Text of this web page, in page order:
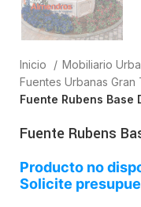
Inicio
Mobiliario
Fuentes Urbanas Gran
Fuente Rubens Base
Fuente Rubens
Producto no
Solicite